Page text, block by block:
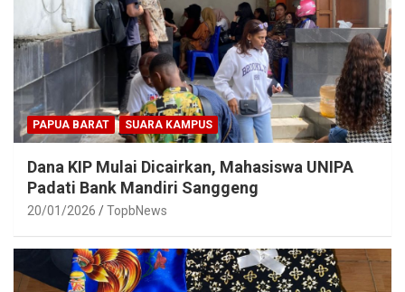
PAPUA BARAT SUARA KAMPUS
Dana KIP Mulai Dicairkan, Mahasiswa UNIPA
Padati Bank Mandiri Sanggeng
20/01/2026 TopbNews